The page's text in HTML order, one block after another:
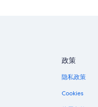
政策
隐私政策
Cookies